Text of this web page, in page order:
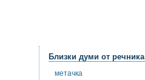
Близки думи от речника
метачка